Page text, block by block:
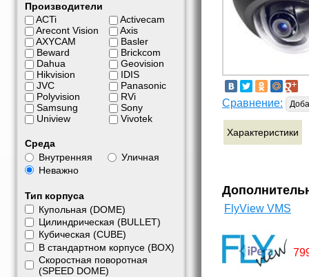
Производители
ACTi
Arecont Vision
AXYCAM
Beward
Dahua
Hikvision
JVC
Polyvision
Samsung
Uniview
Activecam
Axis
Basler
Brickcom
Geovision
IDIS
Panasonic
RVi
Sony
Vivotek
Среда
Внутренняя
Уличная
Неважно
Тип корпуса
Купольная (DOME)
Цилиндрическая (BULLET)
Кубическая (CUBE)
В стандартном корпусе (BOX)
Скоростная поворотная
(SPEED DOME)
Сравнение:
Характеристики
FlyView VMS